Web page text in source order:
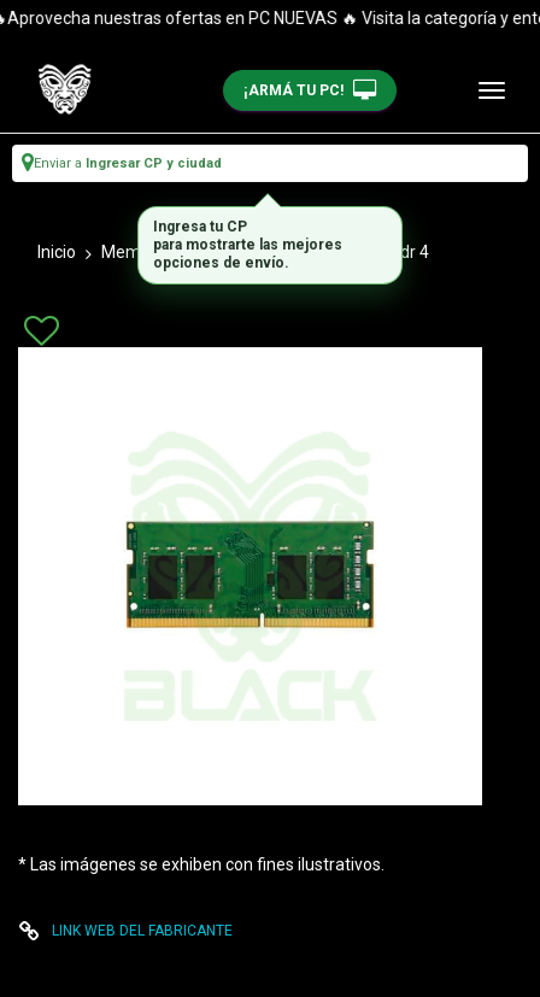
nuestras ofertas en PC NUEVAS 🔥 Visita la categoría y
¡ARMÁ TU PC!
Enviar a Ingresar CP y ciudad
Inicio Memorias Ram Notebook Sodimm Ddr 4
* Las imágenes se exhiben con fines ilustrativos.
LINK WEB DEL FABRICANTE
Ingresa tu CP
para mostrarte las mejores
opciones de envío.